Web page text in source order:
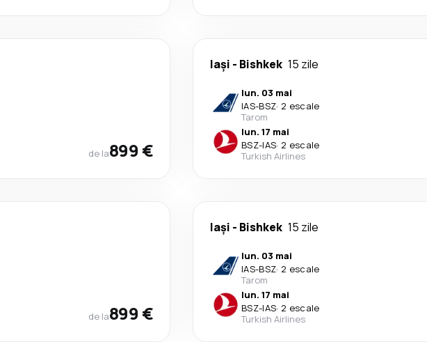
de la899 €
Iași - Bishkek 15 zile
lun. 03 mai
IAS-BSZ· 2 escale
Tarom
lun. 17 mai
BSZ-IAS· 2 escale
Turkish Airlines
de la899 €
Iași - Bishkek 15 zile
lun. 03 mai
IAS-BSZ· 2 escale
Tarom
lun. 17 mai
BSZ-IAS· 2 escale
Turkish Airlines